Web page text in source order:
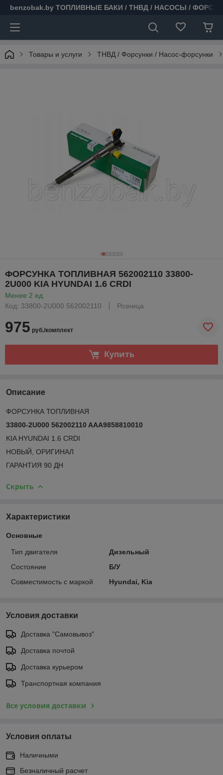
benzobak.by ТОПЛИВНЫЕ БАКИ / ТНВД / НАСОСЫ /
Товары и услуги ТНВД / Форсунки / Насос-форсунки
ФОРСУНКА ТОПЛИВНАЯ 562002110 33800-
2U000 KIA HYUNDAI 1.6 CRDI
Менее 2 ед.
Код: 33800-2U000 562002110
Розница
975 руб./комплект
Купить
Описание
ФОРСУНКА ТОПЛИВНАЯ
33800-2U000 562002110 AAA9858810010
KIA HYUNDAI 1.6 CRDI
НОВЫЙ, ОРИГИНАЛ
ГАРАНТИЯ 90 ДН
Скрыть
Характеристики
Основные
Тип двигателя
Дизельный
Состояние
Б/У
Совместимость с маркой
Hyundai, Kia
Условия доставки
Доставка "Самовывоз"
Доставка почтой
Доставка курьером
Транспортная компания
Все условия доставки
Условия оплаты
Наличными
Безналичный расчет